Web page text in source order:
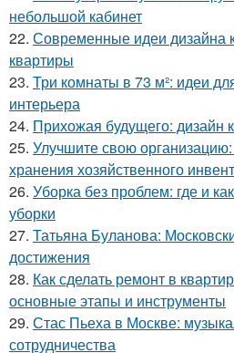
небольшой кабинет
22. Современные идеи дизайна
квартиры
23. Три комнаты в 73 м²: идеи
интерьера
24. Прихожая будущего: дизайн
25. Улучшите свою
хранения хозяйственного
26. Уборка без проблем: где и
уборки
27. Татьяна Буланова:
достижения
28. Как сделать ремонт в
основные этапы и инструменты
29. Стас Пьеха в Москве:
сотрудничества